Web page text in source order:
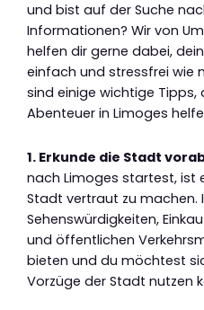
und bist auf der Suche
Informationen? Wir von
helfen dir gerne dabei,
einfach und stressfrei wie
sind einige wichtige Tipps,
Abenteuer in Limoges
1. Erkunde die Stadt
nach Limoges startest, ist
Stadt vertraut zu machen.
Sehenswürdigkeiten,
und öffentlichen
bieten und du möchtest
Vorzüge der Stadt nutzen